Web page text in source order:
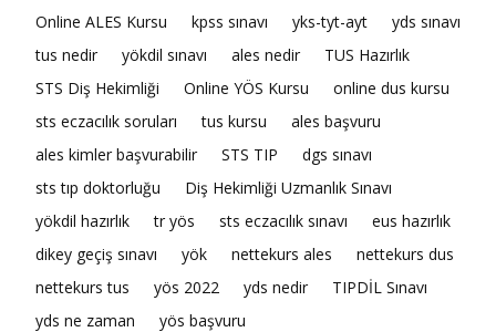
Online ALES Kursu
kpss sınavı yks-tyt-ayt
yds sınavı
tus nedir
yökdil sınavı ales nedir
TUS Hazırlık
STS Diş Hekimliği
Online YÖS Kursu
online dus kursu
sts eczacılık soruları
tus kursu
ales başvuru
ales kimler başvurabilir
STS TIP
dgs sınavı
sts tıp doktorluğu
Diş Hekimliği Uzmanlık Sınavı
yökdil hazırlık
tr yös sts eczacılık sınavı
eus hazırlık
dikey geçiş sınavı
yök nettekurs ales
nettekurs dus
nettekurs tus
yös 2022 yds nedir
TIPDİL Sınavı
yds ne zaman
yös başvuru